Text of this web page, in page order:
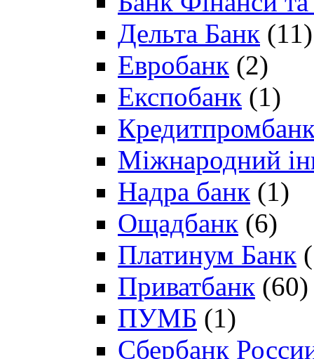
Дельта Банк (11)
Евробанк (2)
Експобанк (1)
Міжнародний
Надра банк (1)
Ощадбанк (6)
Платинум Банк
Приватбанк (60)
ПУМБ (1)
Сбербанк